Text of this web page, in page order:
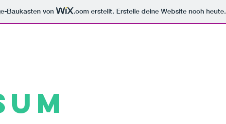
Baukasten von .com erstellt. Erstelle deine Website noch heute.